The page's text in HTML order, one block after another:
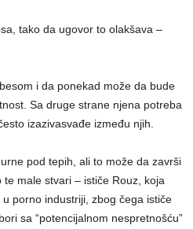
tako da ugovor to olakšava –
i da ponekad može da bude
Sa druge strane njena potreba
izazivasvađe između njih.
pod tepih, ali to može da završi
male stvari – ističe Rouz, koja
porno industriji, zbog čega ističe
sa “potencijalnom nespretnošću”